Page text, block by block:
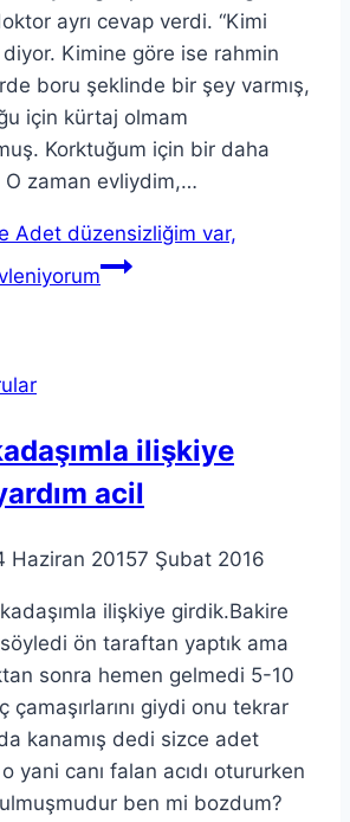
ayrı cevap verdi. “Kimi
diyor. Kimine göre ise rahmin
boru şeklinde bir şey varmış,
için kürtaj olmam
Korktuğum için bir daha
O zaman evliydim,…
Adet düzensizliğim var,
ilişkiye
acil
Haziran 20157 Şubat 2016
ilişkiye girdik.Bakire
ön taraftan yaptık ama
sonra hemen gelmedi 5-10
çamaşırlarını giydi onu tekrar
kanamış dedi sizce adet
yani canı falan acıdı otururken
ben mi bozdum?